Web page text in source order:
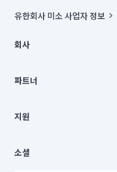
유한회사 미소 사업자 정보
00019 |
주소 | 본사: 서울특별시 종로
컨택센터 : 서울특별시 종로구
상품, 상품정보, 거래에 관한 의
언론 보도 관련 문의:
© 유한회사 미소. Miso, Inc.
회사
채용
파트너
이사
지원
이용약관
소셜